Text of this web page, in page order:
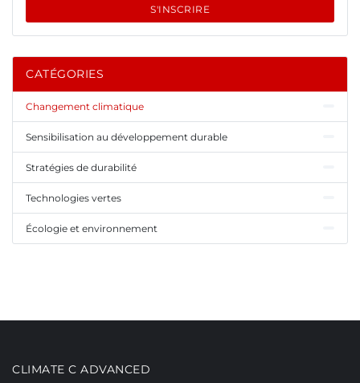
S'INSCRIRE
CATÉGORIES
Changement climatique
Sensibilisation au développement durable
Stratégies de durabilité
Technologies vertes
Écologie et environnement
CLIMATE C ADVANCED